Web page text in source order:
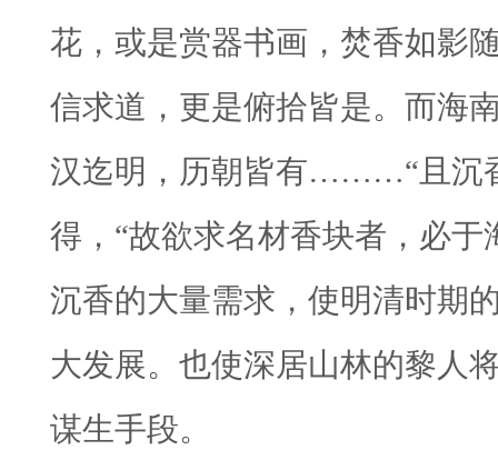
花，或是赏器书画，焚香如影
信求道，更是俯拾皆是。 而海
汉迄明，历朝皆有………“ 且
得，“故欲求名材香块者，必于
沉香的大量需求，使明清时期
大发展。也使深居山林的黎人
谋生手段。